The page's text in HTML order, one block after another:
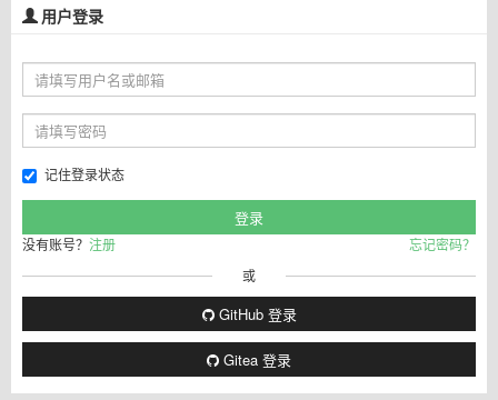
用户登录
记住登录状态
没有账号？ 注册
忘记密码？
或
GitHub 登录
Gitea 登录